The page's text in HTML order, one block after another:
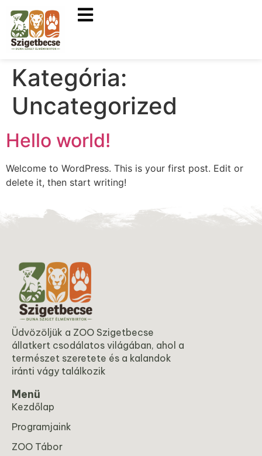
Kategória:
Uncategorized
Hello world!
Welcome to WordPress. This is your first post. Edit or
delete it, then start writing!
Üdvözöljük a ZOO Szigetbecse
állatkert csodálatos világában, ahol a
természet szeretete és a kalandok
iránti vágy találkozik
Menü
Kezdőlap
Programjaink
ZOO Tábor